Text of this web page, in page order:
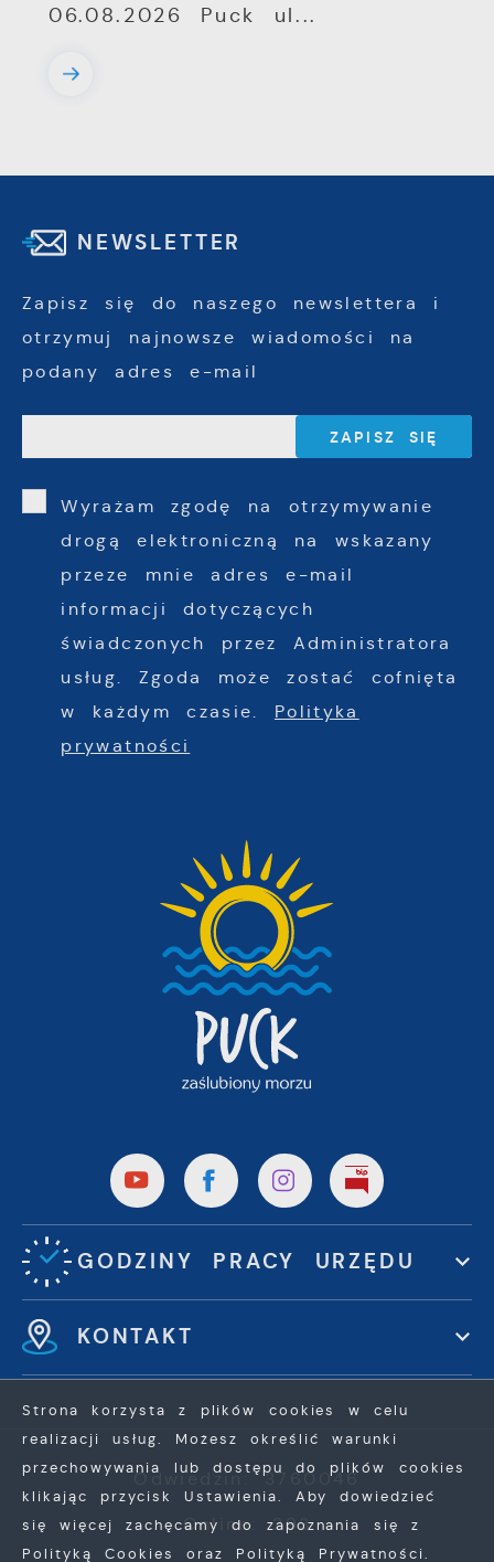
06.08.2026 Puck ul...
NEWSLETTER
Zapisz się do naszego newslettera i
otrzymuj najnowsze wiadomości na
podany adres e-mail
Wyrażam zgodę na otrzymywanie
drogą elektroniczną na wskazany
przeze mnie adres e-mail
informacji dotyczących
świadczonych przez Administratora
usług. Zgoda może zostać cofnięta
w każdym czasie. Polityka
prywatności
GODZINY PRACY URZĘDU
KONTAKT
Odwiedzin: 3760046
Online: 293
Strona korzysta z plików cookies w celu
realizacji usług. Możesz określić warunki
przechowywania lub dostępu do plików cookies
klikając przycisk Ustawienia. Aby dowiedzieć
się więcej zachęcamy do zapoznania się z
Polityką Cookies oraz Polityką Prywatności.